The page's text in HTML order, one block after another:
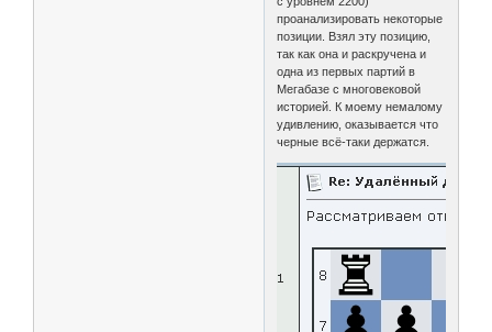
проанализировать некоторые
позиции. Взял эту позицию,
так как она и раскручена и
одна из первых партий в
Мегабазе с многовековой
историей. К моему немалому
удивлению, оказывается что
черные всё-таки держатся.